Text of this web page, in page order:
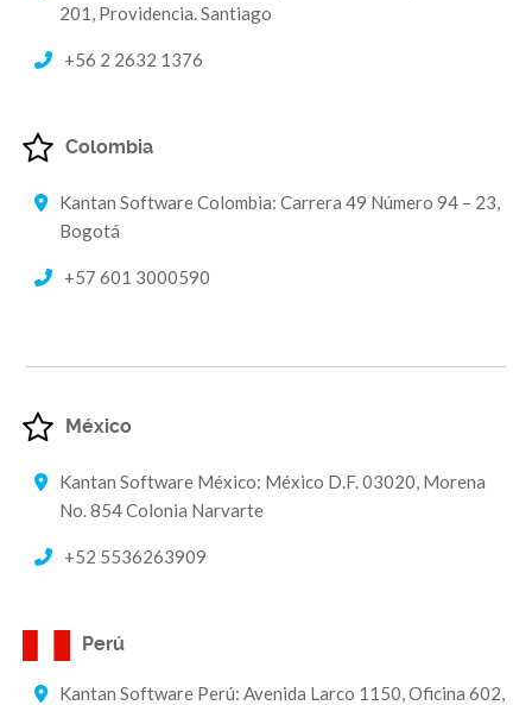
201, Providencia. Santiago
+56 2 2632 1376
Colombia
Kantan Software Colombia: Carrera 49 Número 94 – 23,
Bogotá
+57 601 3000590
México
Kantan Software México: México D.F. 03020, Morena
No. 854 Colonia Narvarte
+52 5536263909
Perú
Kantan Software Perú: Avenida Larco 1150, Oficina 602,